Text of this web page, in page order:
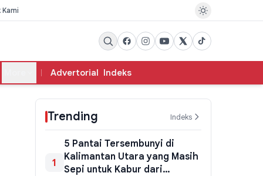
Kami
Advertorial Indeks
Trending Indeks
1
5 Pantai Tersembunyi di
Kalimantan Utara yang Masih
Sepi untuk Kabur dari